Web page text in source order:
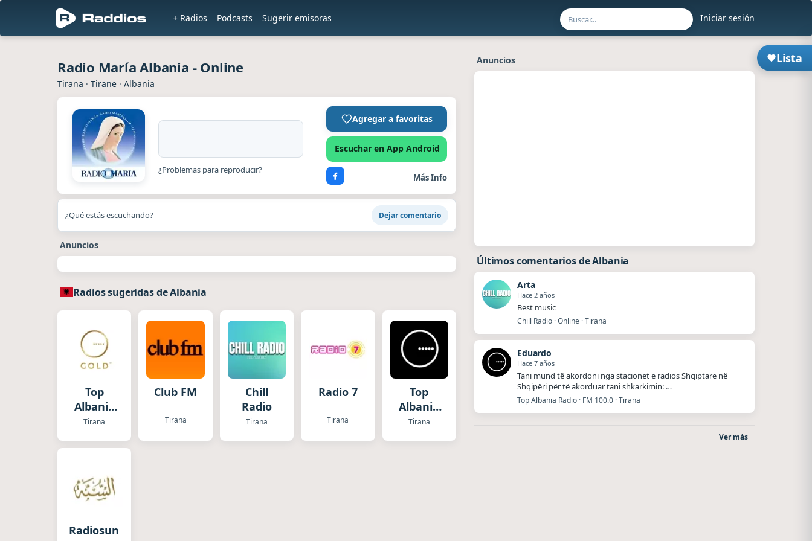
Iniciar sesión
+ Radios Podcasts Sugerir emisoras
Lista
Radio María Albania - Online
Tirana · Tirane · Albania
¿Problemas para reproducir?
Agregar a favoritas
Escuchar en App Android
Más Info
¿Qué estás escuchando? Dejar comentario
Anuncios
Radios sugeridas de Albania
Top
Albania
Gold
Tirana
Club FM
Tirana
Chill
Radio
Tirana
Radio 7
Tirana
Top
Albania
Radio
Tirana
Radiosunna
Anuncios
Últimos comentarios de Albania
Arta
Hace 2 años
Best music
Chill Radio · Online · Tirana
Eduardo
Hace 7 años
Tani mund të akordoni nga stacionet e radios Shqiptare në
Shqipëri për të akorduar tani shkarkimin: …
Top Albania Radio · FM 100.0 · Tirana
Ver más